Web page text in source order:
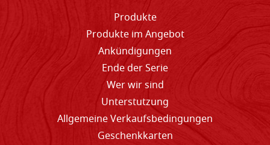
Produkte
Produkte im Angebot
Ankündigungen
Ende der Serie
Wer wir sind
Unterstutzung
Allgemeine Verkaufsbedingungen
Geschenkkarten